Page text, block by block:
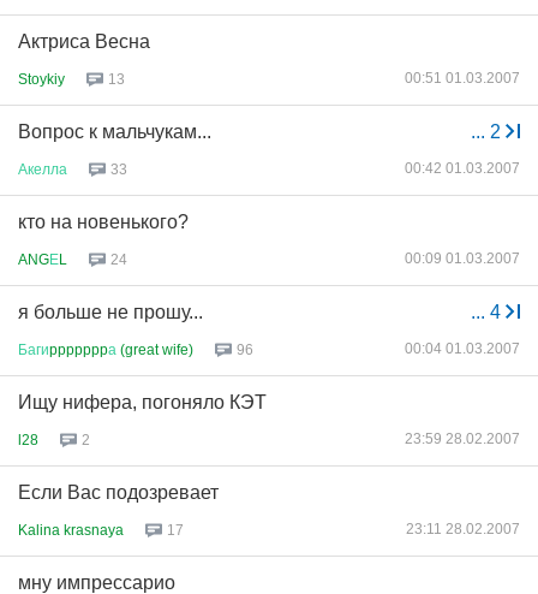
Актриса Весна
Stoykiy 13 00:51 01.03.2007
... 2
Вопрос к мальчукам...
Акелла 33 00:42 01.03.2007
кто на новенького?
ANGЕL 24 00:09 01.03.2007
... 4
я больше не прошу...
Багиpppppppа (great wife) 96 00:04 01.03.2007
Ищу нифера, погоняло КЭТ
l28 2 23:59 28.02.2007
Если Вас подозревает
Kalina krasnaya 17 23:11 28.02.2007
мну импрессарио